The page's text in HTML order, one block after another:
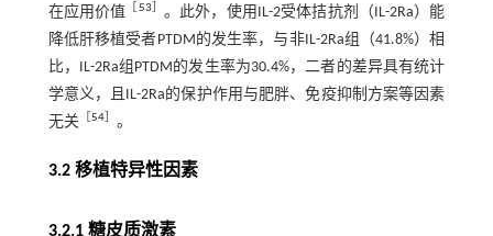
在应用价值
53
。此外，使用IL-2受体拮抗剂（IL-2Ra）能
降低肝移植受者PTDM的发生率，与非IL-2Ra组（41.8%）相
比，IL-2Ra组PTDM的发生率为30.4%，二者的差异具有统计
学意义，且IL-2Ra的保护作用与肥胖、免疫抑制方案等因素
无关
54］ 。
3.2 移植特异性因素
3.2.1 糖皮质激素